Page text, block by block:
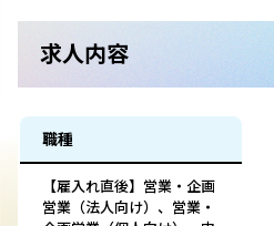
求人内容
職種
【雇入れ直後】営業・企画
営業（法人向け）、営業・